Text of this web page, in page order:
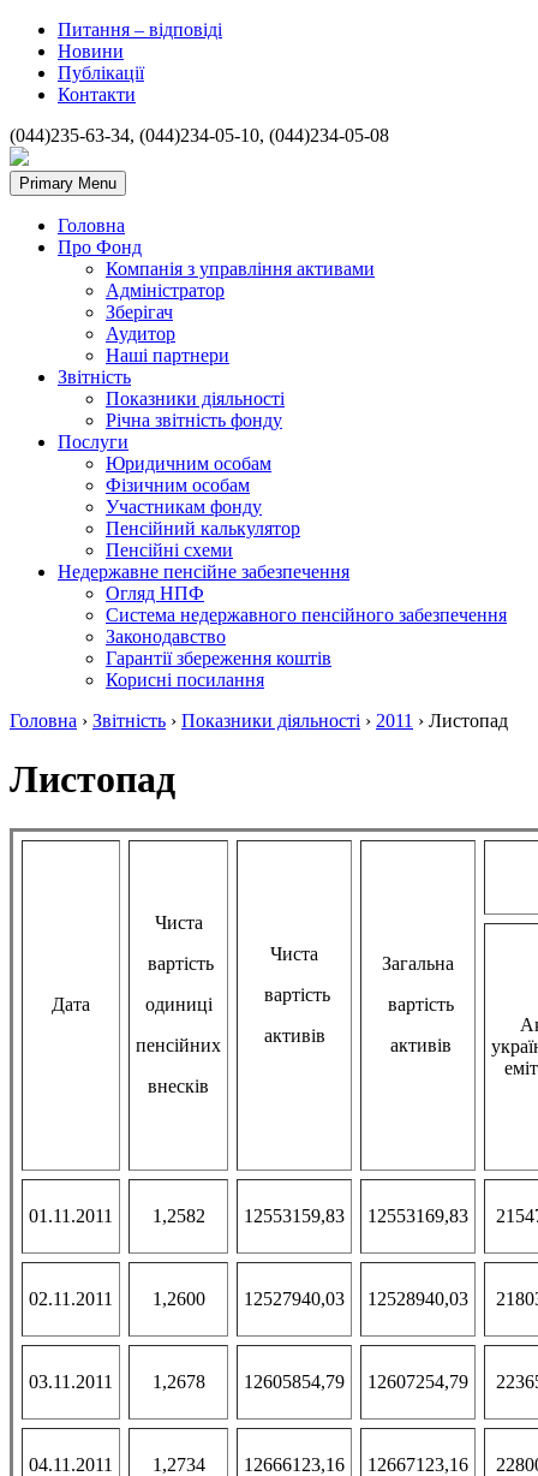
Питання – відповіді
Новини
Публікації
Контакти
(044)235-63-34, (044)234-05-10, (044)234-05-08
Primary Menu
Головна
Про Фонд
Компанія з управління активами
Адміністратор
Зберігач
Аудитор
Наші партнери
Звітність
Показники діяльності
Річна звітність фонду
Послуги
Юридичним особам
Фізичним особам
Участникам фонду
Пенсійний калькулятор
Пенсійні схеми
Недержавне пенсійне забезпечення
Огляд НПФ
Система недержавного пенсійного забезпечення
Законодавство
Гарантії збереження коштів
Корисні посилання
Головна › Звітність › Показники діяльності › 2011 › Листопад
Листопад
Дата
Чиста
вартість
одиниці
пенсійних
внесків
Чиста
вартість
активів
Загальна
вартість
активів
01.11.2011 1,2582 12553159,83 12553169,83
02.11.2011 1,2600 12527940,03 12528940,03
03.11.2011 1,2678 12605854,79 12607254,79
04.11.2011 1,2734 12666123,16 12667123,16